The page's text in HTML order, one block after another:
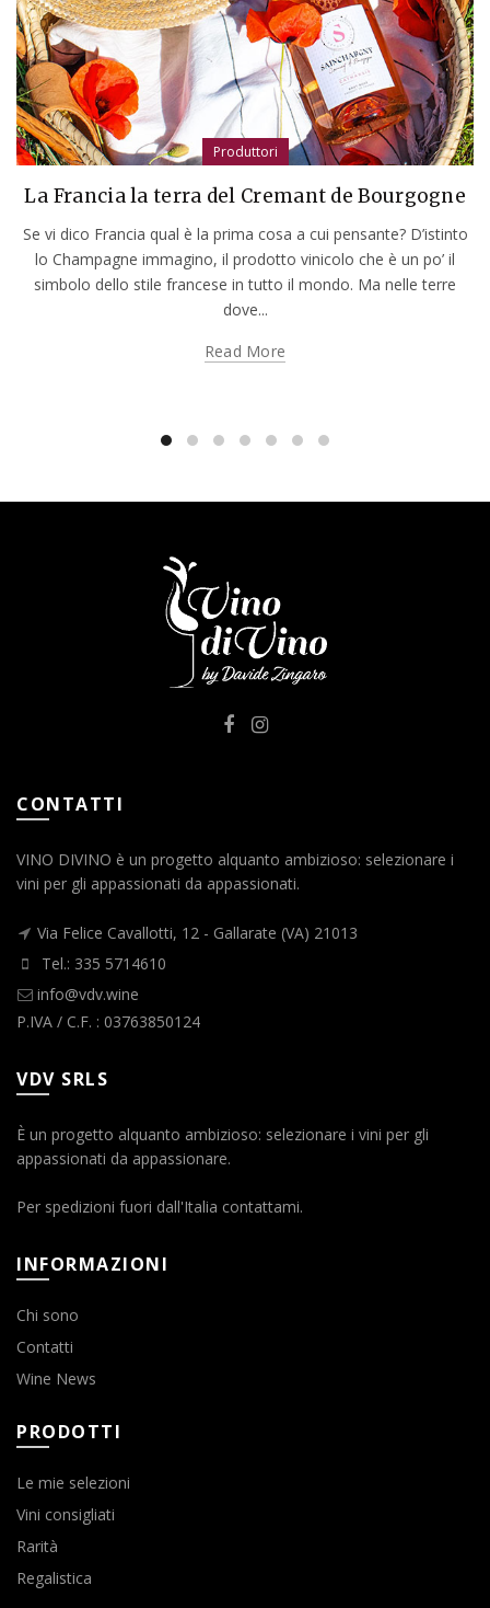
Produttori
La Francia la terra del Cremant de Bourgogne
Se vi dico Francia qual è la prima cosa a cui pensante? D’istinto
lo Champagne immagino, il prodotto vinicolo che è un po’ il
simbolo dello stile francese in tutto il mondo. Ma nelle terre
dove...
Read More
CONTATTI
VINO DIVINO è un progetto alquanto ambizioso: selezionare i
vini per gli appassionati da appassionati.
Via Felice Cavallotti, 12 - Gallarate (VA) 21013
Tel.: 335 5714610
info@vdv.wine
P.IVA / C.F. : 03763850124
VDV SRLS
È un progetto alquanto ambizioso: selezionare i vini per gli
appassionati da appassionare.
Per spedizioni fuori dall'Italia contattami.
INFORMAZIONI
Chi sono
Contatti
Wine News
PRODOTTI
Le mie selezioni
Vini consigliati
Rarità
Regalistica